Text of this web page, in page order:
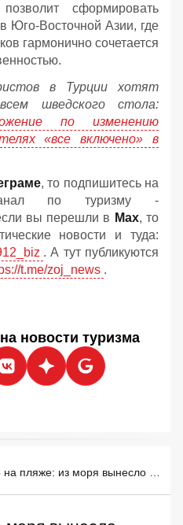
сформировать
Юго-Восточной Азии, где
гармонично сочетается
в Турции хотят
шведского стола:
по изменению
«все включено» в
, то подпишитесь на
по туризму -
вы перешли в Мах, то
новости и туда:
. А тут публикуются
t.me/zoj_news .
новости туризма